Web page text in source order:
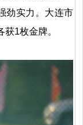
劲实力。大连市
1枚金牌。